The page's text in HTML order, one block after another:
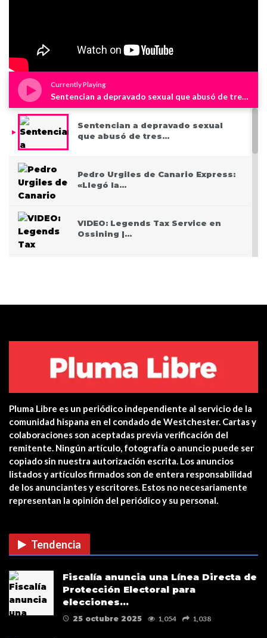
Currently Playing
Sentencian a depravado sexual que abusó de tres niños en Westchester
Sentencian a depravado sexual
que abusó de tres…
Pedro Urgiles de Canario Express:
«Llegó la…
VIDEO: Legends Tax Service en
Ossining |…
Centro de salud de Ossining
integra una…
Yonkers PD Commissioner
encourages Hispanic…
Estreno en cines: The Unholy (Ten
cuidado a quién…
de su campaña…
Pluma Libre es un periódico independiente al servicio de la
comunidad hispana en el condado de Westchester. Cartas y
colaboraciones son aceptadas previa verificación del
remitente. Ningún artículo, fotografía o anuncio puede ser
copiado sin nuestra autorización escrita. Los anuncios
listados y artículos firmados son de entera responsabilidad
de los anunciantes y escritores. Estos no necesariamente
representan la opinión del periódico y su personal.
Tendencia
Fiscalía anuncia una Línea Directa de
Protección Electoral para
elecciones…
25 octubre 2025 1,054 1,038